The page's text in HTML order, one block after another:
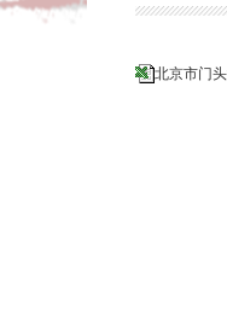
北京市门